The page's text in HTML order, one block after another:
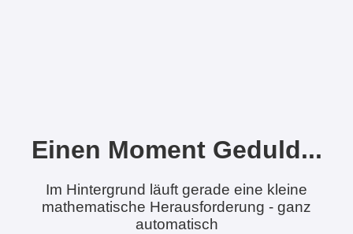
Einen Moment Geduld...
Im Hintergrund läuft gerade eine kleine
mathematische Herausforderung - ganz
automatisch